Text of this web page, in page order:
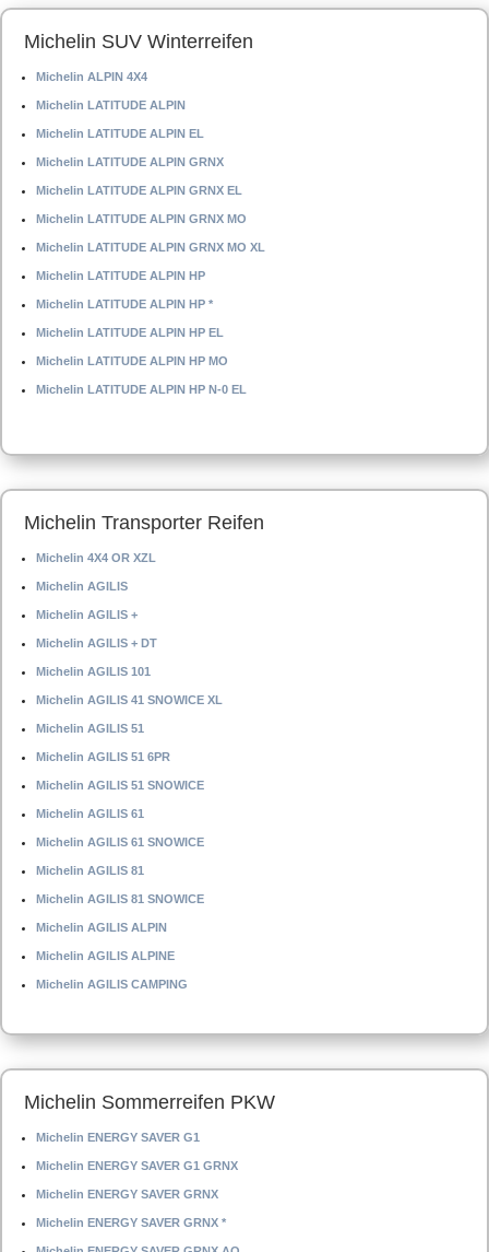
Michelin SUV Winterreifen
Michelin ALPIN 4X4
Michelin LATITUDE ALPIN
Michelin LATITUDE ALPIN EL
Michelin LATITUDE ALPIN GRNX
Michelin LATITUDE ALPIN GRNX EL
Michelin LATITUDE ALPIN GRNX MO
Michelin LATITUDE ALPIN GRNX MO XL
Michelin LATITUDE ALPIN HP
Michelin LATITUDE ALPIN HP *
Michelin LATITUDE ALPIN HP EL
Michelin LATITUDE ALPIN HP MO
Michelin LATITUDE ALPIN HP N-0 EL
Michelin Transporter Reifen
Michelin 4X4 OR XZL
Michelin AGILIS
Michelin AGILIS +
Michelin AGILIS + DT
Michelin AGILIS 101
Michelin AGILIS 41 SNOWICE XL
Michelin AGILIS 51
Michelin AGILIS 51 6PR
Michelin AGILIS 51 SNOWICE
Michelin AGILIS 61
Michelin AGILIS 61 SNOWICE
Michelin AGILIS 81
Michelin AGILIS 81 SNOWICE
Michelin AGILIS ALPIN
Michelin AGILIS ALPINE
Michelin AGILIS CAMPING
Michelin Sommerreifen PKW
Michelin ENERGY SAVER G1
Michelin ENERGY SAVER G1 GRNX
Michelin ENERGY SAVER GRNX
Michelin ENERGY SAVER GRNX *